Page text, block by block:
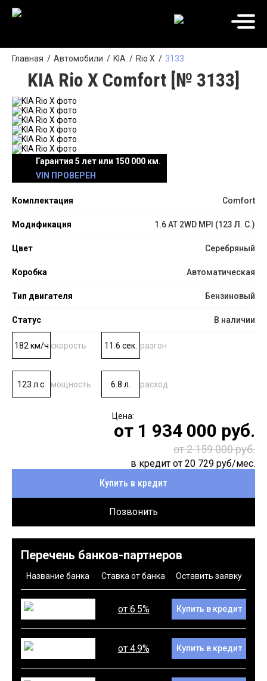
Главная Автомобили KIA Rio X 3133
KIA Rio X Comfort [№ 3133]
Гарантия 5 лет или 150 000 км.
VIN ПРОВЕРЕН
Комплектация Comfort
Модификация 1.6 АТ 2WD MPI (123 Л. C.)
Цвет Серебряный
Коробка Автоматическая
Тип двигателя Бензиновый
Статус В наличии
182 км/ч скорость 11.6 сек. разгон
123 л.с. мощность 6.8 л. расход
от 1 934 000 руб.
от 2 159 000 руб.
в кредит от 20 729 руб/мес.
Купить в кредит
Позвонить
Перечень банков-партнеров
Название банка Ставка от банка Оставить заявку
от 6.5% Купить в кредит
от 4.9% Купить в кредит